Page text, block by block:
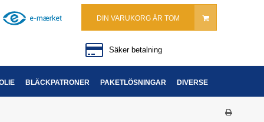
DIN VARUKORG ÄR TOM
Säker betalning
BLÄCKPATRONER PAKETLÖSNINGAR DIVERSE